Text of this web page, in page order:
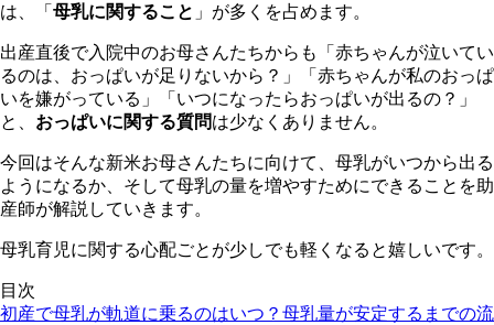
は、「 母乳に関すること 」が多くを占めます。
出産直後で入院中のお母さんたちからも「赤ちゃんが泣いてい
るのは、おっぱいが足りないから？」「赤ちゃんが私のおっぱ
いを嫌がっている」「いつになったらおっぱいが出るの？」
と、 おっぱいに関する質問は少なくありません。
今回はそんな新米お母さんたちに向けて、母乳がいつから出る
ようになるか、そして母乳の量を増やすためにできることを助
産師が解説していきます。
母乳育児に関する心配ごとが少しでも軽くなると嬉しいです。
目次
初産で母乳が軌道に乗るのはいつ？ 母乳量が安定するまでの流